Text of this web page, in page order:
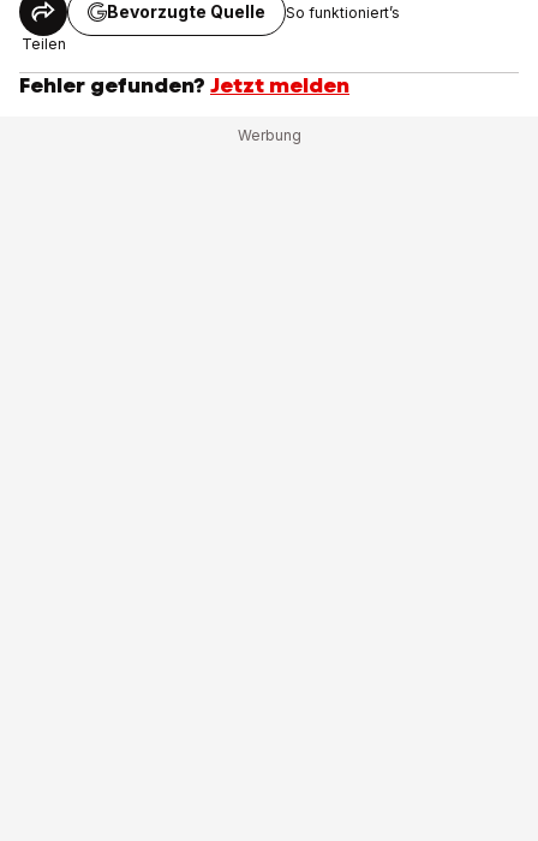
Teilen
Bevorzugte Quelle So funktioniert’s
Fehler gefunden? Jetzt melden